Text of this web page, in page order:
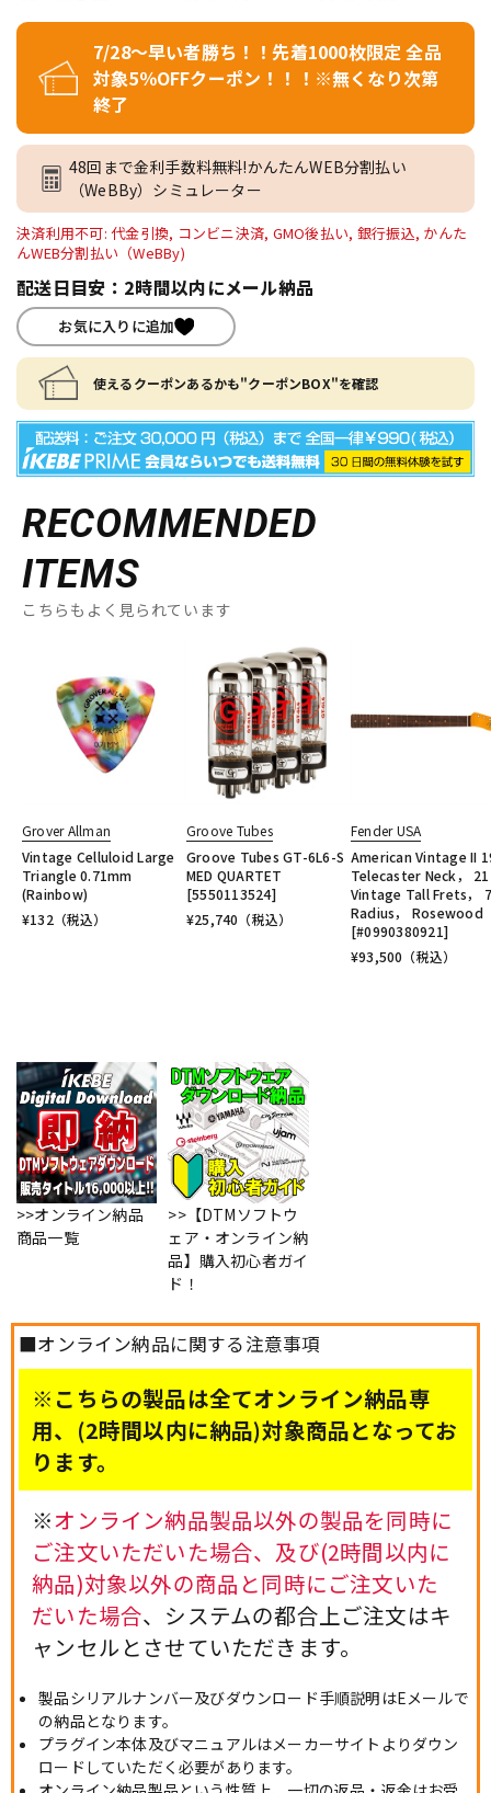
7/28～早い者勝ち！！先着1000枚限定 全品
対象5％OFFクーポン！！！※無くなり次第
終了
48回まで金利手数料無料!かんたんWEB分割払い
（WeBBy）シミュレーター
決済利用不可: 代金引換, コンビニ決済, GMO後払い, 銀行振込, かんた
んWEB分割払い（WeBBy)
配送日目安：2時間以内にメール納品
お気に入りに追加
使えるクーポンあるかも"クーポンBOX"を確認
RECOMMENDED
ITEMS
こちらもよく見られています
Grover Allman
Vintage Celluloid Large
Triangle 0.71mm
(Rainbow)
¥132（税込）
Groove Tubes
Groove Tubes GT-6L6-S
MED QUARTET
[5550113524]
¥25,740 （税込）
Fender USA
American Vintage II
Telecaster Neck， 21
Vintage Tall Frets，
Radius， Rosewood
[#0990380921]
¥93,500 （税込）
>>オンライン納品
商品一覧
>>【DTMソフトウ
ェア・オンライン納
品】購入初心者ガイ
ド！
■オンライン納品に関する注意事項
※こちらの製品は全てオンライン納品専
用、(2時間以内に納品)対象商品となってお
ります。
※オンライン納品製品以外の製品を同時に
ご注文いただいた場合、及び(2時間以内に
納品)対象以外の商品と同時にご注文いた
だいた場合、システムの都合上ご注文はキ
ャンセルとさせていただきます。
製品シリアルナンバー及びダウンロード手順説明はEメールで
の納品となります。
プラグイン本体及びマニュアルはメーカーサイトよりダウン
ロードしていただく必要があります。